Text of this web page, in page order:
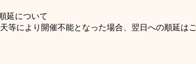
延について
等により開催不能となった場合、翌日への順延は